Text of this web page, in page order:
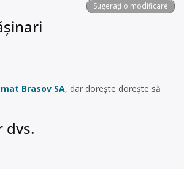
Sugerați o modificare
Brasov SA, dar dorește dorește să
dvs.